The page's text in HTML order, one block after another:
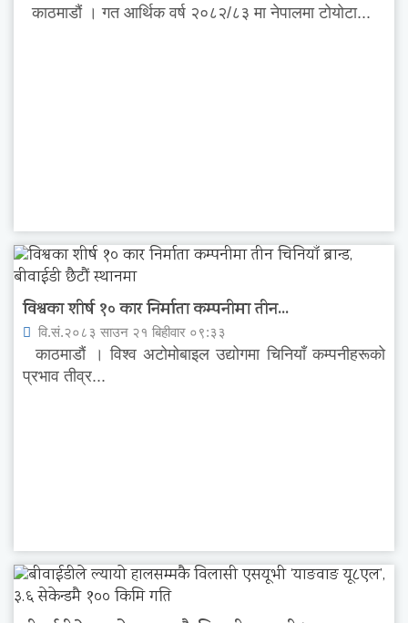
काठमाडौं । गत आर्थिक वर्ष २०८२/८३ मा नेपालमा टोयोटा...
विश्वका शीर्ष १० कार निर्माता कम्पनीमा तीन...
वि.सं.२०८३ साउन २१ बिहीवार ०९:३३
काठमाडौं । विश्व अटोमोबाइल उद्योगमा चिनियाँ कम्पनीहरूको
प्रभाव तीव्र...